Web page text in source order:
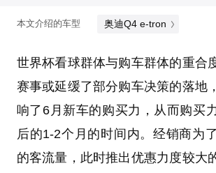
本文介绍的车型 奥迪Q4 e-tron
世界杯看球群体与购车群体的重合
赛事或延缓了部分购车决策的落地
响了6月新车的购买力，从而购买
后的1-2个月的时间内。经销商为
的客流量，此时推出优惠力度较大